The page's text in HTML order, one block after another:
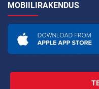
MOBIILIRAKENDUS